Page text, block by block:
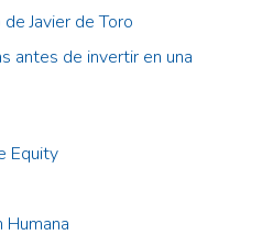
Javier de Toro
antes de invertir en una
Equity